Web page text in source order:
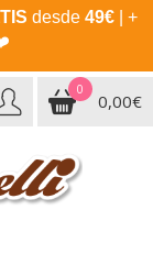
desde 49€| +
0
0,00€